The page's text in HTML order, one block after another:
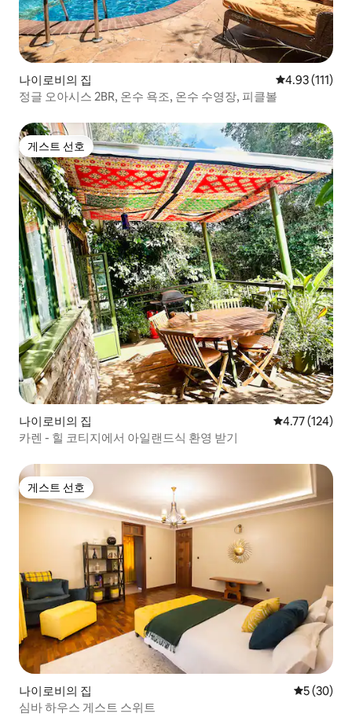
나이로비의 집 평점 4.93점(5
4.93 (111)
정글 오아시스 2BR, 온수 욕조, 온수 수영장, 피클볼
게스트 선호
게스트 선호
나이로비의 집 평점 4.77점(5
4.77 (124)
카렌 - 힐 코티지에서 아일랜드식 환영 받기
게스트 선호
게스트 선호
나이로비의 집 평점 5점(5
5 (30)
심바 하우스 게스트 스위트